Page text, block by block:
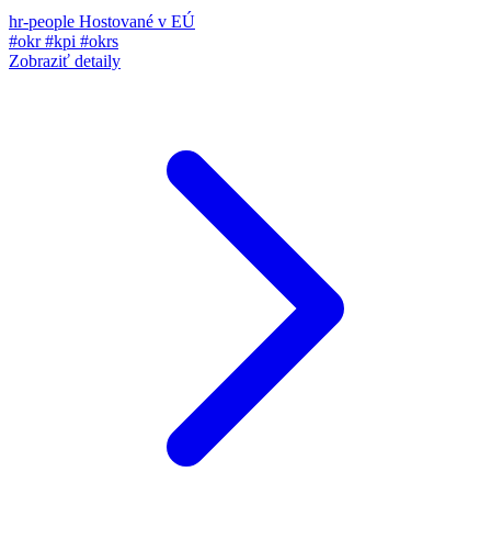
hr-people Hostované v EÚ
#okr#kpi #okrs
Zobraziť detaily